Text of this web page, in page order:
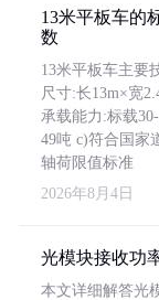
13米平板车的
数
13米平板车主要
尺寸:长13m×宽
承载能力:标载
49吨 c)符合国家
轴荷限值标准
2026年8月4日
光模块接收功
本文详细解答光